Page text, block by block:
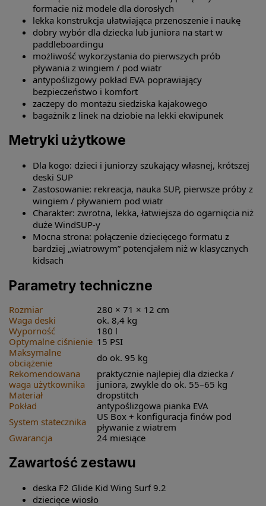
formacie niż modele dla dorosłych
lekka konstrukcja ułatwiająca przenoszenie i naukę
dobry wybór dla dziecka lub juniora na start w
paddleboardingu
możliwość wykorzystania do pierwszych prób
pływania z wingiem / pod wiatr
antypoślizgowy pokład EVA poprawiający
bezpieczeństwo i komfort
zaczepy do montażu siedziska kajakowego
bagażnik z linek na dziobie na lekki ekwipunek
Metryki użytkowe
Dla kogo: dzieci i juniorzy szukający własnej, krótszej
deski SUP
Zastosowanie: rekreacja, nauka SUP, pierwsze próby z
wingiem / pływaniem pod wiatr
Charakter: zwrotna, lekka, łatwiejsza do ogarnięcia niż
duże WindSUP-y
Mocna strona: połączenie dziecięcego formatu z
bardziej „wiatrowym” potencjałem niż w klasycznych
kidsach
Parametry techniczne
Rozmiar
280 × 71 × 12 cm
Waga deski
ok. 8,4 kg
Wyporność
180 l
Optymalne ciśnienie 15 PSI
Maksymalne
obciążenie
do ok. 95 kg
Rekomendowana
waga użytkownika
praktycznie najlepiej dla dziecka /
juniora, zwykle do ok. 55–65 kg
Materiał
dropstitch
Pokład
antypoślizgowa pianka EVA
System statecznika
US Box + konfiguracja finów pod
pływanie z wiatrem
Gwarancja
24 miesiące
Zawartość zestawu
deska F2 Glide Kid Wing Surf 9.2
dziecięce wiosło